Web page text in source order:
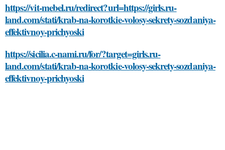
https://vit-mebel.ru/redirect?url=https://girls.ru-
land.com/stati/krab-na-korotkie-volosy-sekrety-sozdaniya-
effektivnoy-prichyoski
https://sicilia.c-nami.ru/for/?target=girls.ru-
land.com/stati/krab-na-korotkie-volosy-sekrety-sozdaniya-
effektivnoy-prichyoski